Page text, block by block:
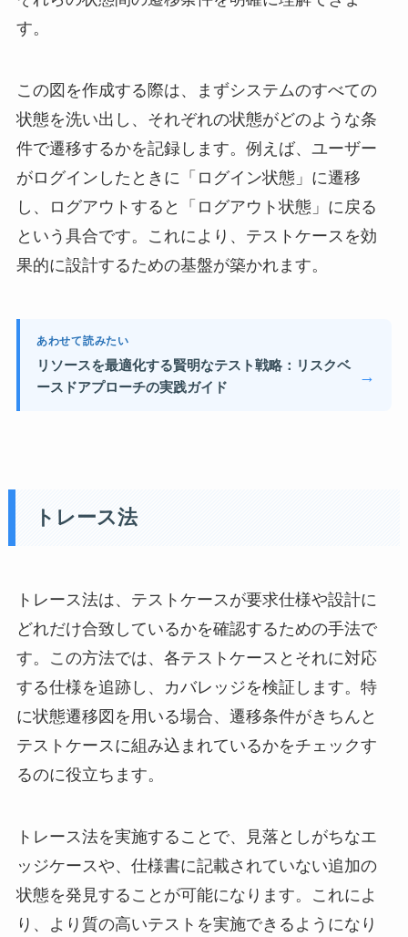
す。
この図を作成する際は、まずシステムのすべての
状態を洗い出し、それぞれの状態がどのような条
件で遷移するかを記録します。例えば、ユーザー
がログインしたときに「ログイン状態」に遷移
し、ログアウトすると「ログアウト状態」に戻る
という具合です。これにより、テストケースを効
果的に設計するための基盤が築かれます。
あわせて読みたい
リソースを最適化する賢明なテスト戦略：リスクベ
ースドアプローチの実践ガイド
→
トレース法
トレース法は、テストケースが要求仕様や設計に
どれだけ合致しているかを確認するための手法で
す。この方法では、各テストケースとそれに対応
する仕様を追跡し、カバレッジを検証します。特
に状態遷移図を用いる場合、遷移条件がきちんと
テストケースに組み込まれているかをチェックす
るのに役立ちます。
トレース法を実施することで、見落としがちなエ
ッジケースや、仕様書に記載されていない追加の
状態を発見することが可能になります。これによ
り、より質の高いテストを実施できるようになり